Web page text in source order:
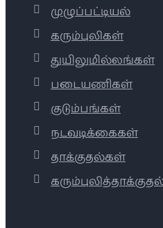
முழுப்பட்டியல்
கரும்புலிகள்
துயிலுமில்லங்கள்
படையணிகள்
குடும்பங்கள்
நடவடிக்கைகள்
தாக்குதல்கள்